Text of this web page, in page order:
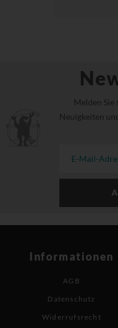
Melden Sie
Neuigkeiten
Informationen
AGB
Datenschutz
Widerrufsrecht